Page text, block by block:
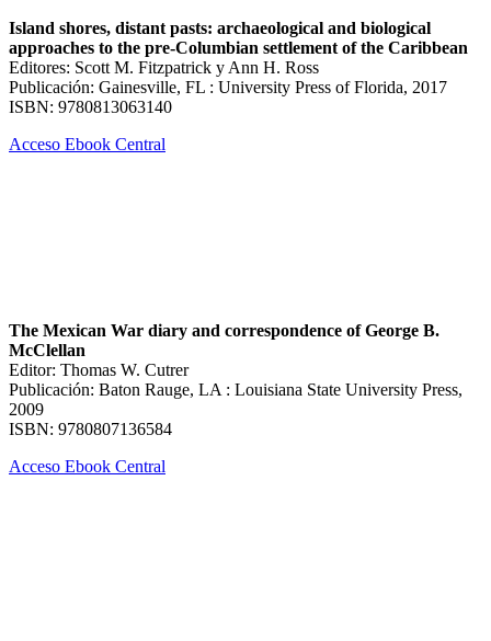
Island shores, distant pasts: archaeological and biological
approaches to the pre-Columbian settlement of the Caribbean
Editores: Scott M. Fitzpatrick y Ann H. Ross
Publicación: Gainesville, FL : University Press of Florida, 2017
ISBN: 9780813063140
Acceso Ebook Central
The Mexican War diary and correspondence of George B.
McClellan
Editor: Thomas W. Cutrer
Publicación: Baton Rauge, LA : Louisiana State University Press,
2009
ISBN: 9780807136584
Acceso Ebook Central